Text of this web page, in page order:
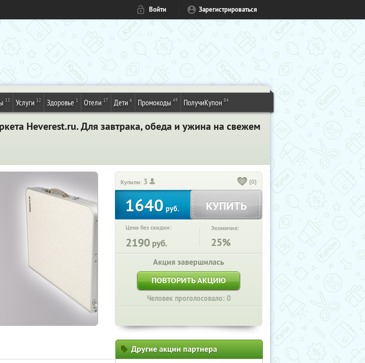
Войти Зарегистрироваться
13 Услуги 12 Здоровье 1 Отели 17 Дети 6 Промокоды 49 ПолучиКупон 84
Heverest.ru. Для завтрака, обеда и ужина на свежем
Купили: 3 (0)
1640руб. КУПИТЬ
Цена без скидки:
2190 руб.
Экономия:
25%
Акция завершилась
ПОВТОРИТЬ АКЦИЮ
Человек проголосовало: 0
Другие акции партнера